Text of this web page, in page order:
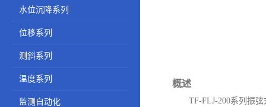
水位沉降系列
位移系列
测斜系列
温度系列
监测自动化
概述
TF-FLJ-200系列振